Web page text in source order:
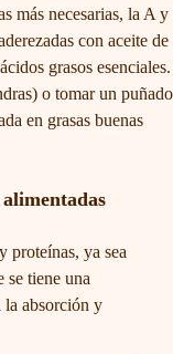
más necesarias, la A y
con aceite de
grasos esenciales.
o tomar un puñado
en grasas buenas
proteínas, ya sea
se tiene una
la absorción y